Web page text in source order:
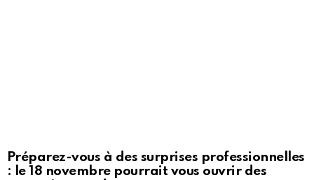
Préparez-vous à des surprises professionnelles
: le 18 novembre pourrait vous ouvrir des